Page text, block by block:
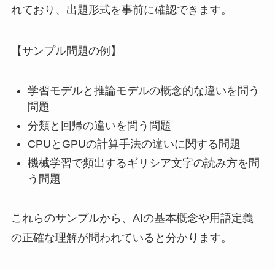
れており、出題形式を事前に確認できます。
【サンプル問題の例】
学習モデルと推論モデルの概念的な違いを問う
問題
分類と回帰の違いを問う問題
CPUとGPUの計算手法の違いに関する問題
機械学習で頻出するギリシア文字の読み方を問
う問題
これらのサンプルから、AIの基本概念や用語定義
の正確な理解が問われていると分かります。